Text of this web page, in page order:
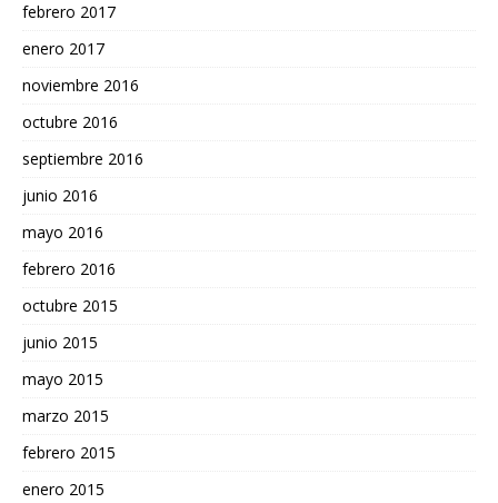
febrero 2017
enero 2017
noviembre 2016
octubre 2016
septiembre 2016
junio 2016
mayo 2016
febrero 2016
octubre 2015
junio 2015
mayo 2015
marzo 2015
febrero 2015
enero 2015